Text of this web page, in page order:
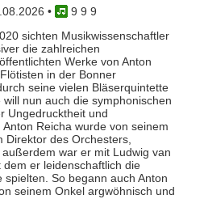
•
9 9 9
sichten Musikwissenschaftler
die zahlreichen
Werke von Anton
in der Bonner
seine vielen Bläserquintette
nun auch die symphonischen
Ungedrucktheit und
Reicha wurde von seinem
Direktor des Orchesters,
war er mit Ludwig van
er leidenschaftlich die
So begann auch Anton
seinem Onkel argwöhnisch und